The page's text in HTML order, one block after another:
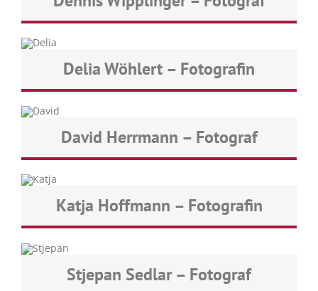
Delia Wöhlert – Fotografin
David Herrmann – Fotograf
Katja Hoffmann – Fotografin
Stjepan Sedlar – Fotograf